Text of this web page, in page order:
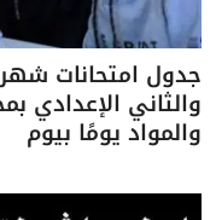
والثاني الإعدادي
والمواد يومًا بيوم